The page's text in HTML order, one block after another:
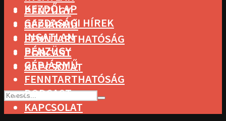
PÉNZÜGY
GÉPJÁRMŰ
FENNTARTHATÓSÁG
PODCAST
KAPCSOLAT
KEZDŐLAP
GAZDASÁGI HÍREK
INGATLAN
PÉNZÜGY
GÉPJÁRMŰ
FENNTARTHATÓSÁG
PODCAST
KAPCSOLAT